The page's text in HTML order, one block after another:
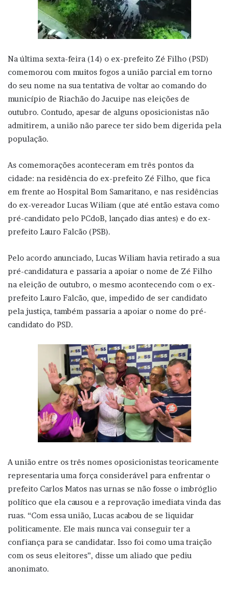
Na última sexta-feira (14) o ex-prefeito Zé Filho (PSD)
comemorou com muitos fogos a união parcial em torno
do seu nome na sua tentativa de voltar ao comando do
município de Riachão do Jacuipe nas eleições de
outubro. Contudo, apesar de alguns oposicionistas não
admitirem, a união não parece ter sido bem digerida pela
população.
As comemorações aconteceram em três pontos da
cidade: na residência do ex-prefeito Zé Filho, que fica
em frente ao Hospital Bom Samaritano, e nas residências
do ex-vereador Lucas Wiliam (que até então estava como
pré-candidato pelo PCdoB, lançado dias antes) e do ex-
prefeito Lauro Falcão (PSB).
Pelo acordo anunciado, Lucas Wiliam havia retirado a sua
pré-candidatura e passaria a apoiar o nome de Zé Filho
na eleição de outubro, o mesmo acontecendo com o ex-
prefeito Lauro Falcão, que, impedido de ser candidato
pela justiça, também passaria a apoiar o nome do pré-
candidato do PSD.
A união entre os três nomes oposicionistas teoricamente
representaria uma força considerável para enfrentar o
prefeito Carlos Matos nas urnas se não fosse o imbróglio
político que ela causou e a reprovação imediata vinda das
ruas. “Com essa união, Lucas acabou de se liquidar
politicamente. Ele mais nunca vai conseguir ter a
confiança para se candidatar. Isso foi como uma traição
com os seus eleitores”, disse um aliado que pediu
anonimato.